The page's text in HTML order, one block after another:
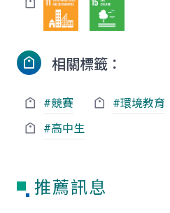
相關標籤：
#競賽 #環境教育
#高中生
推薦訊息